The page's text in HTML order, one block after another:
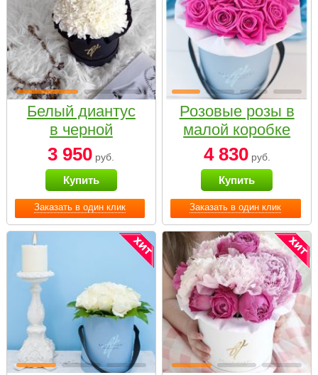
Заказать в один клик
Белый диантус
в черной
коробке Small
3 950 руб.
Купить
Заказать в один клик
Розовые розы в
малой коробке
4 830руб.
Купить